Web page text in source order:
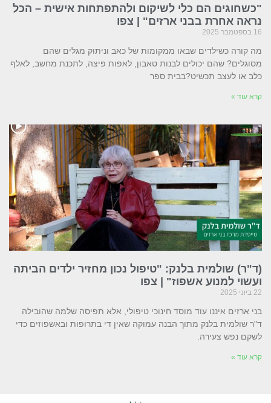
"כשחוגים הם כלי לשיקום ולהתפתחות אישית – הכל
נראה אחרת בבני ארזים" | צפו
16 בספטמבר 2025
מה קורה כשילדים שבאו ממקומות של כאב וניתוק מגלים שהם
מסוגלים? שהם יכולים לבנות טאבון, לאפות פיצה, לתכנת מחשב, לאלף
כלב או לעצב תכשיט?בבית ספר
קרא עוד »
(ד"ר) שולמית בלנק: "טיפול נכון מחזיר ילדים הביתה
ועשוי למנוע אשפוז" | צפו
22 ביוני 2025
בני ארזים איננו עוד מוסד חינוכי טיפולי, אלא תפיסה שלמה שהובילה
ד"ר שולמית בלנק מתוך הבנה עמוקה שאין די בתרופות ובאשפוזים כדי
לשקם נפש צעירה.
קרא עוד »